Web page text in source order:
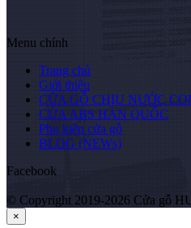
Menu chính
Trang chủ
Giới thiệu
CỬA GỖ CHỊU NƯỚC
CỬA ABS HÀN QUỐC
Phụ kiện cửa gỗ
BLOG (NEWs)
Facebook
© Copyright 2019-2026 Cửa gỗ
×